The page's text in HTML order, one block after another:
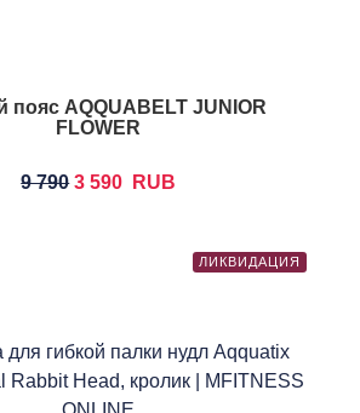
пояс AQQUABELT JUNIOR
FLOWER
9 790 3 590 RUB
ЛИКВИДАЦИЯ